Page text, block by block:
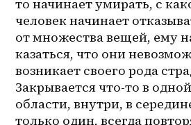
то начинает умирать, с
человек начинает
от множества вещей, ему
казаться, что они
возникает своего рода
Закрывается что-то в
области, внутри, в
только один, всегда